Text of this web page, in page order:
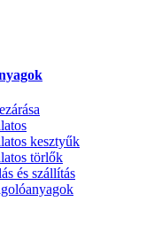
kesztyűk
törlők
és szállítás